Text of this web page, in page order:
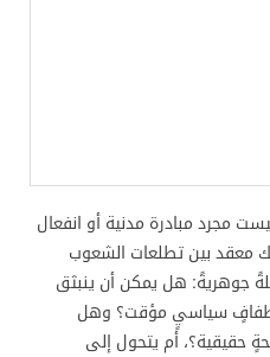
مجرد مبادرة مدنية أو انفعال
معقد بين تطلعات الشعوب
جوهريةً: هل يمكن أن ينبثق
سياسيٍ مؤقت؟ وهل
حقيقية؟، أم يتحول إلى